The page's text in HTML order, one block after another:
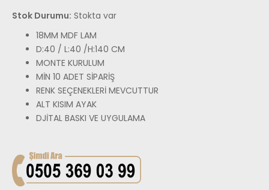
Stok Durumu: Stokta var
18MM MDF LAM
D:40 / L:40 /H:140 CM
MONTE KURULUM
MİN 10 ADET SİPARİŞ
RENK SEÇENEKLERİ MEVCUTTUR
ALT KISIM AYAK
DJİTAL BASKI VE UYGULAMA